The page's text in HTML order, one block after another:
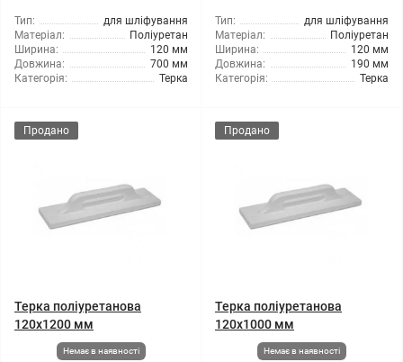
Тип:
для шліфування
Матеріал:
Поліуретан
Ширина:
120 мм
Довжина:
700 мм
Категорія:
Терка
Тип:
для шліфування
Матеріал:
Поліуретан
Ширина:
120 мм
Довжина:
190 мм
Категорія:
Терка
Продано
Терка поліуретанова
120x1200 мм
Немає в наявності
Продано
Терка поліуретанова
120x1000 мм
Немає в наявності